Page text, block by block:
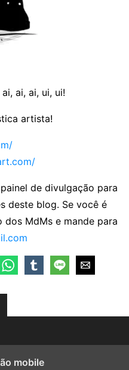
ai, ai, ui, ui!
artista!
de divulgação para
deste blog. Se você é
dos MdMs e mande para
mobile